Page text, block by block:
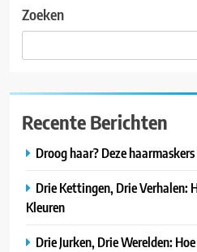
Zoeken
Recente Berichten
Droog haar? Deze
Drie Kettingen, Drie Verhalen:
Kleuren
Drie Jurken, Drie Werelden: